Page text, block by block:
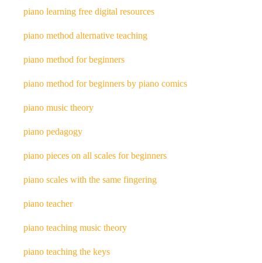
piano learning free digital resources
piano method alternative teaching
piano method for beginners
piano method for beginners by piano comics
piano music theory
piano pedagogy
piano pieces on all scales for beginners
piano scales with the same fingering
piano teacher
piano teaching music theory
piano teaching the keys